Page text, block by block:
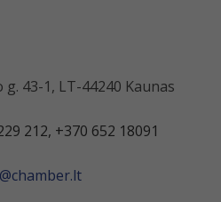
g. 43-1, LT-44240 Kaunas
212, +370 652 18091